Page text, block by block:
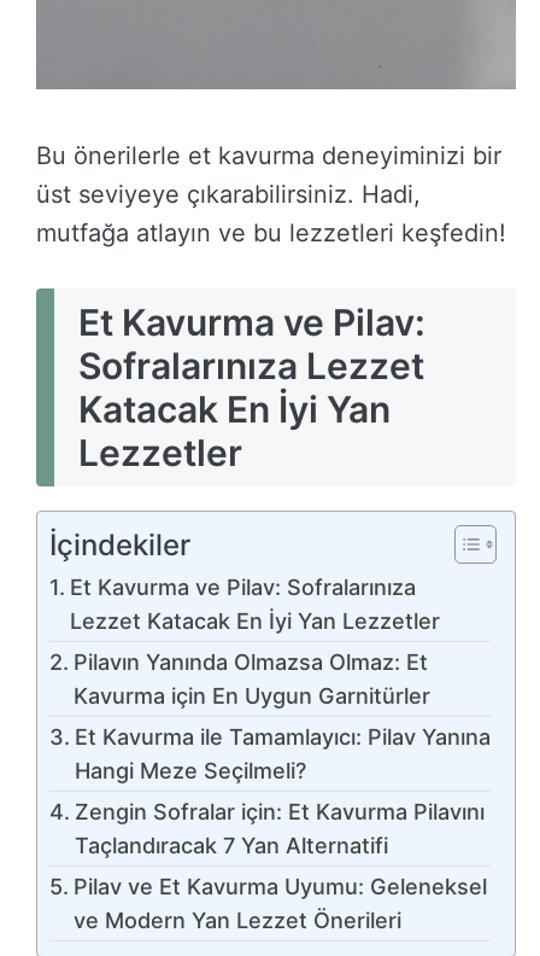
Bu önerilerle et kavurma deneyiminizi bir
üst seviyeye çıkarabilirsiniz. Hadi,
mutfağa atlayın ve bu lezzetleri keşfedin!
Et Kavurma ve Pilav:
Sofralarınıza Lezzet
Katacak En İyi Yan
Lezzetler
İçindekiler
Et Kavurma ve Pilav: Sofralarınıza
Lezzet Katacak En İyi Yan Lezzetler
Pilavın Yanında Olmazsa Olmaz: Et
Kavurma için En Uygun Garnitürler
Et Kavurma ile Tamamlayıcı: Pilav Yanına
Hangi Meze Seçilmeli?
Zengin Sofralar için: Et Kavurma Pilavını
Taçlandıracak 7 Yan Alternatifi
Pilav ve Et Kavurma Uyumu: Geleneksel
ve Modern Yan Lezzet Önerileri